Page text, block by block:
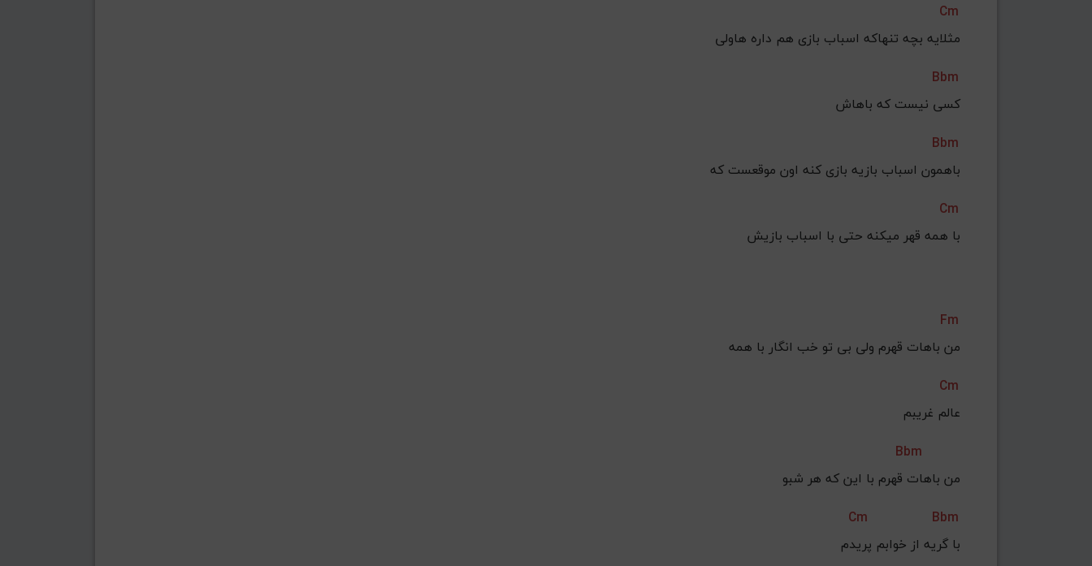
Cm
مثلایه بچه تنهاکه اسباب بازی هم داره هاولی
Bbm
کسی نیست که باهاش
Bbm
باهمون اسباب بازیه بازی کنه اون موقعست که
Cm
با همه قهر میکنه حتی با اسباب بازیش
Fm
من باهات قهرم ولی بی تو خب انگار با همه
Cm
عالم غریبم
Bbm
من باهات قهرم با این که هر شبو
Cm
Bbm
با گریه از خوابم پریدم